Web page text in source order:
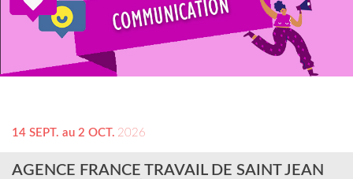
14 SEPT. au 2 OCT. 2026
AGENCE FRANCE TRAVAIL DE SAINT JEAN